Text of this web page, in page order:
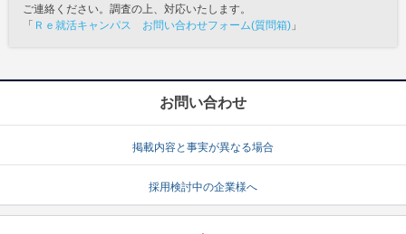
ご連絡ください。調査の上、対応いたします。
「 Ｒｅ就活キャンパス お問い合わせフォーム(質問箱) 」
お問い合わせ
掲載内容と事実が異なる場合
採用検討中の企業様へ